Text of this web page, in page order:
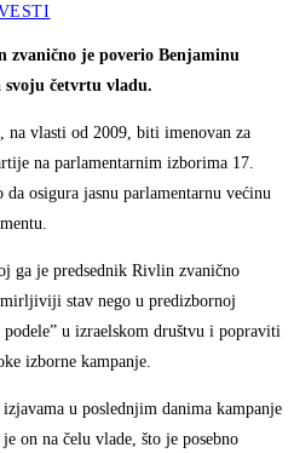
zvanično je poverio Benjaminu
četvrtu vladu.
na vlasti od 2009, biti imenovan za
na parlamentarnim izborima 17.
osigura jasnu parlamentarnu većinu
ga je predsednik Rivlin zvanično
stav nego u predizbornoj
u izraelskom društvu i popraviti
izborne kampanje.
u poslednjim danima kampanje
on na čelu vlade, što je posebno